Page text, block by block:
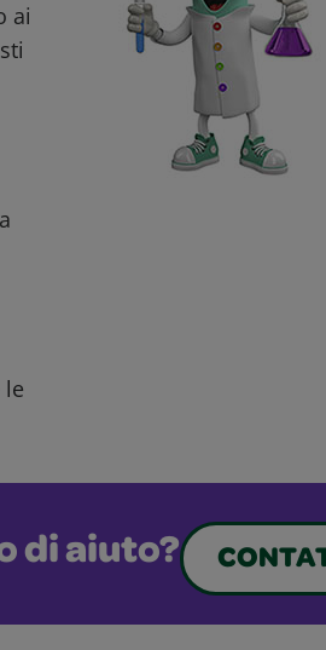
ai
di aiuto?